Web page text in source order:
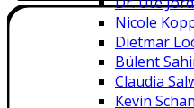
Nicole
Dietmar
Bülent
Claudia
Kevin